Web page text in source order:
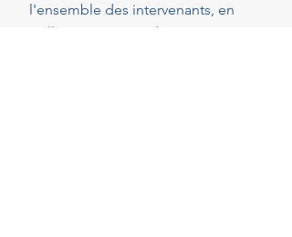
l'ensemble des intervenants, en
veillant au respect de vos attentes,